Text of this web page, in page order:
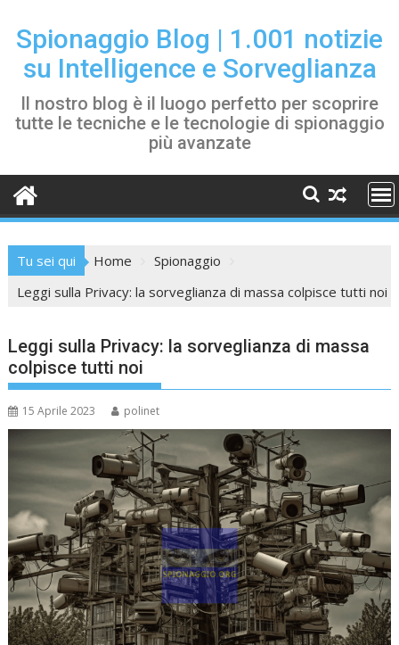
content
Spionaggio Blog | 1.001 notizie
su Intelligence e Sorveglianza
Il nostro blog è il luogo perfetto per scoprire
tutte le tecniche e le tecnologie di spionaggio
più avanzate
Tu sei qui Home
Spionaggio
Leggi sulla Privacy: la sorveglianza di massa colpisce tutti noi
Leggi sulla Privacy: la sorveglianza di massa
colpisce tutti noi
15 Aprile 2023 polinet